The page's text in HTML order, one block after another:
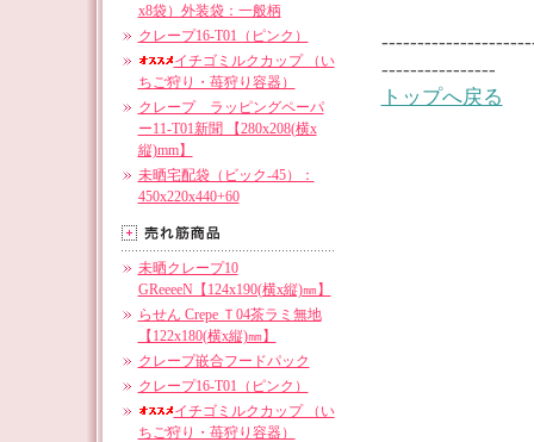
x8袋）外装袋：一般柄
クレープ16-T01（ピンク）
イチゴミルクカップ （い
ちご狩り・苺狩り容器）
クレープ ラッピングペーパ
ー11-T01新聞 【280x208(横x
縦)mm】
未晒宅配袋（ビック-45）：
450x220x440+60
未晒クレープ10
GReeeeN【124x190(横x縦)㎜】
らせん Crepe Ｔ04茶ラミ無地
【122x180(横x縦)㎜】
クレープ嵌合フードパック
クレープ16-T01（ピンク）
イチゴミルクカップ （い
ちご狩り・苺狩り容器）
----------------
トップへ戻る